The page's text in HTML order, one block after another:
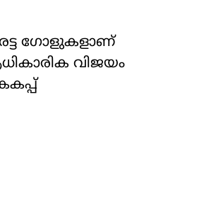
ഗോളുകളാണ്
വിജയം